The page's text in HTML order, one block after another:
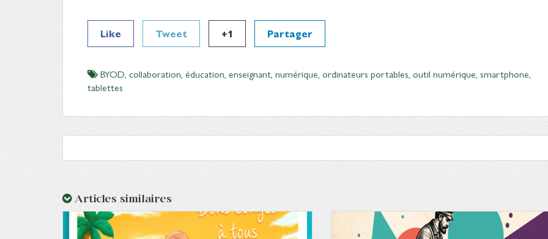
Like Tweet +1 Partager
BYOD, collaboration, éducation, enseignant, numérique, ordinateurs portables, outil numérique, smartphone,
tablettes
Articles similaires